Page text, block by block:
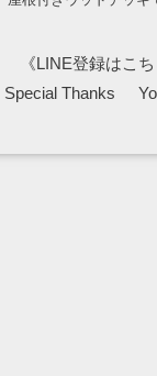
《LINE登録はこち
Special Thanks